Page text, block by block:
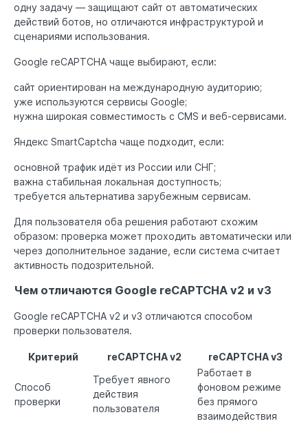
одну задачу — защищают сайт от автоматических
действий ботов, но отличаются инфраструктурой и
сценариями использования.
Google reCAPTCHA чаще выбирают, если:
сайт ориентирован на международную аудиторию;
уже используются сервисы Google;
нужна широкая совместимость с CMS и веб-сервисами.
Яндекс SmartCaptcha чаще подходит, если:
основной трафик идёт из России или СНГ;
важна стабильная локальная доступность;
требуется альтернатива зарубежным сервисам.
Для пользователя оба решения работают схожим
образом: проверка может проходить автоматически или
через дополнительное задание, если система считает
активность подозрительной.
Чем отличаются Google reCAPTCHA v2 и v3
Google reCAPTCHA v2 и v3 отличаются способом
проверки пользователя.
Критерий reCAPTCHA v2 reCAPTCHA v3
Способ
проверки
Требует явного
действия
пользователя
Работает в
фоновом режиме
без прямого
взаимодействия